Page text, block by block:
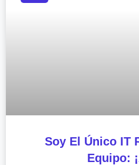
Soy El Único IT
Equipo: